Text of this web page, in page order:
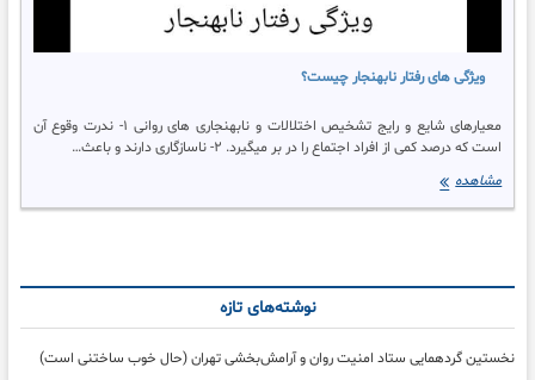
ویژگی های رفتار نابهنجار چیست؟
معیارهای شایع و رایج تشخیص اختلالات و نابهنجاری های روانی ۱- ندرت وقوع آن
است که درصد کمی از افراد اجتماع را در بر میگیرد. ۲- ناسازگاری دارند و باعث…
مشاهدهویژگی
نوشته‌های تازه
نخستین گردهمایی ستاد امنیت روان و آرامش‌بخشی تهران (حال خوب ساختنی است)